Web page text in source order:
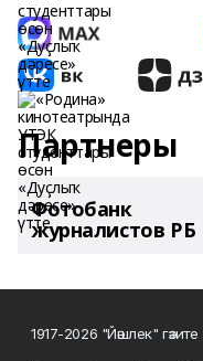
Партнеры
Фотобанк
журналистов РБ
1917-2026 "Йәшлек" гәзите